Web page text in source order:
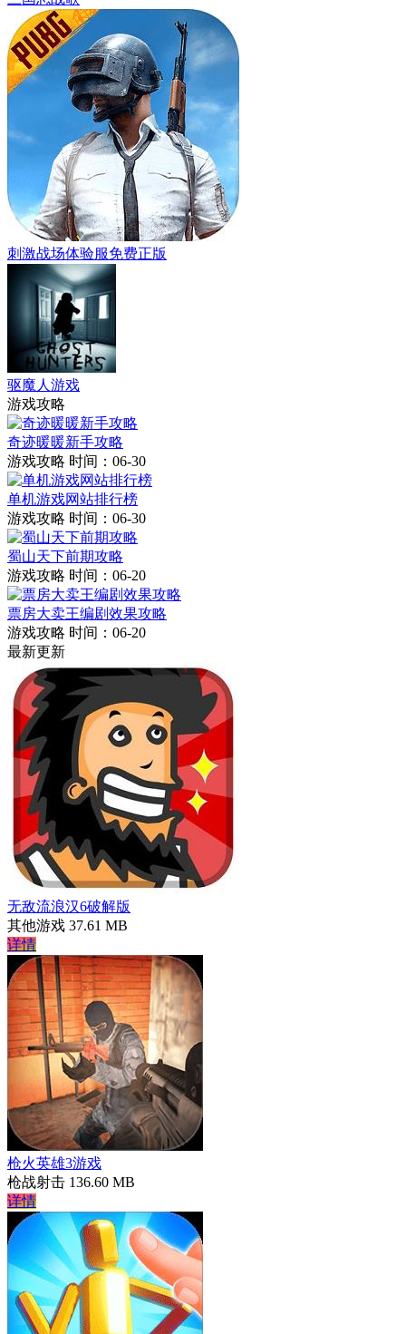
刺激战场体验服免费正版
驱魔人游戏
游戏攻略
奇迹暖暖新手攻略
游戏攻略 时间：06-30
单机游戏网站排行榜
游戏攻略 时间：06-30
蜀山天下前期攻略
游戏攻略 时间：06-20
票房大卖王编剧效果攻略
游戏攻略 时间：06-20
最新更新
无敌流浪汉6破解版
其他游戏 37.61 MB
详情
枪火英雄3游戏
枪战射击 136.60 MB
详情